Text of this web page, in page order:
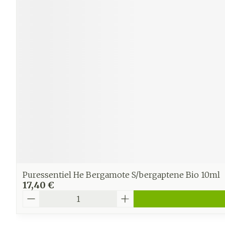
Puressentiel He Bergamote S/bergaptene Bio 10ml
17,40 €